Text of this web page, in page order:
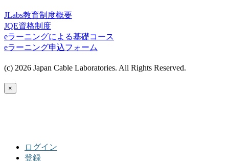
JLabs教育制度概要
JQE資格制度
eラーニングによる基礎コース
eラーニング申込フォーム
(c) 2026 Japan Cable Laboratories. All Rights Reserved.
×
ログイン
登録